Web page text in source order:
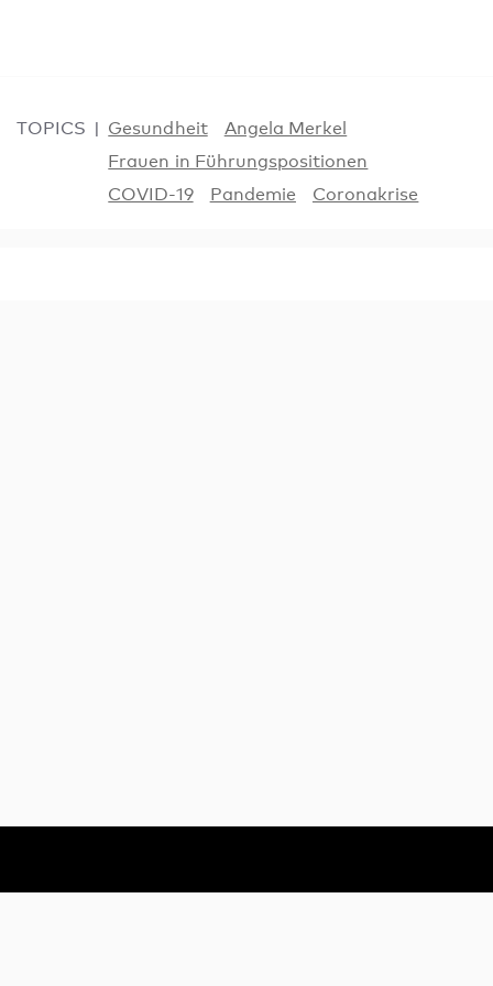
TOPICS Gesundheit
Angela Merkel
Frauen in Führungspositionen
COVID-19
Pandemie Coronakrise